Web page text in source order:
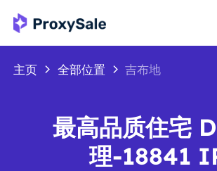
主页 全部位置 吉布地
最高品质住宅
理-18841